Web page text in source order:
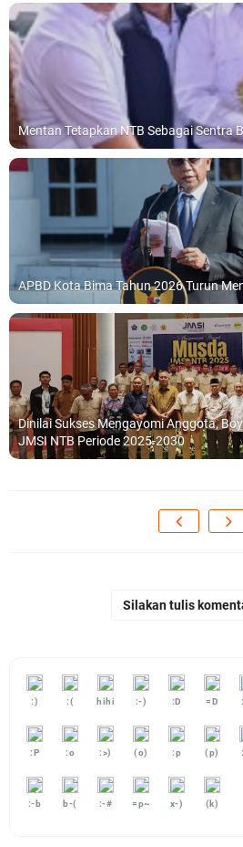
Mentan Tetapkan NTB Sebagai Sentra
APBD Kota Bima Tahun 2026 Turun
Dinilai Sukses Mengayomi Anggota,
JMSI NTB Periode 2025-2030
Silakan tulis
:) :( hihi :-) :D =D
:P :o :>) (o) :p (p)
:-b b-( :-# =p~ x-) (k)